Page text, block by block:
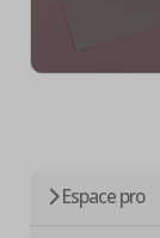
Espace pro